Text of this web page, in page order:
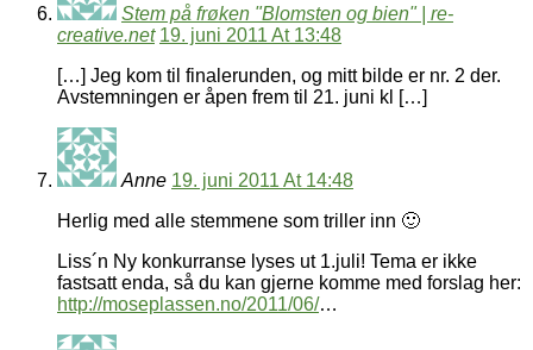
Stem på frøken "Blomsten og bien" | re-
creative.net 19. juni 2011 At 13:48
[…] Jeg kom til finalerunden, og mitt bilde er nr. 2 der.
Avstemningen er åpen frem til 21. juni kl […]
Anne 19. juni 2011 At 14:48
Herlig med alle stemmene som triller inn 🙂
Liss´n Ny konkurranse lyses ut 1.juli! Tema er ikke
fastsatt enda, så du kan gjerne komme med forslag her:
http://moseplassen.no/2011/06/…